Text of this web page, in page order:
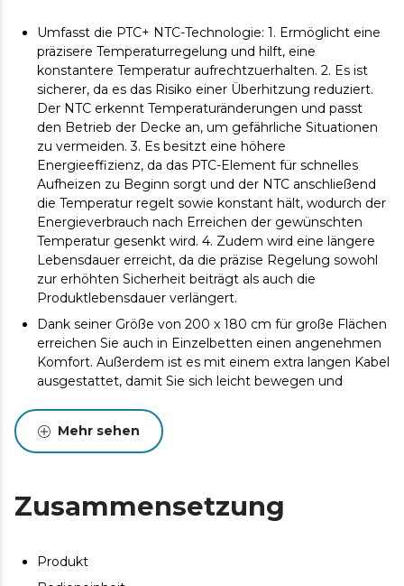
Umfasst die PTC+ NTC-Technologie: 1. Ermöglicht eine
präzisere Temperaturregelung und hilft, eine
konstantere Temperatur aufrechtzuerhalten. 2. Es ist
sicherer, da es das Risiko einer Überhitzung reduziert.
Der NTC erkennt Temperaturänderungen und passt
den Betrieb der Decke an, um gefährliche Situationen
zu vermeiden. 3. Es besitzt eine höhere
Energieeffizienz, da das PTC-Element für schnelles
Aufheizen zu Beginn sorgt und der NTC anschließend
die Temperatur regelt sowie konstant hält, wodurch der
Energieverbrauch nach Erreichen der gewünschten
Temperatur gesenkt wird. 4. Zudem wird eine längere
Lebensdauer erreicht, da die präzise Regelung sowohl
zur erhöhten Sicherheit beiträgt als auch die
Produktlebensdauer verlängert.
Dank seiner Größe von 200 x 180 cm für große Flächen
erreichen Sie auch in Einzelbetten einen angenehmen
Komfort. Außerdem ist es mit einem extra langen Kabel
ausgestattet, damit Sie sich leicht bewegen und
Sie passt sich Ihren Bedürfnissen an. Sie ermöglicht
totale Entspannung. Außerdem verfügt sie über einen
Timer, damit Sie Ihr Erlebnis ganz individuell gestalten
Optimale Performance. 130 W Leistung für perfekten
Mehr sehen
Zusammensetzung
Produkt